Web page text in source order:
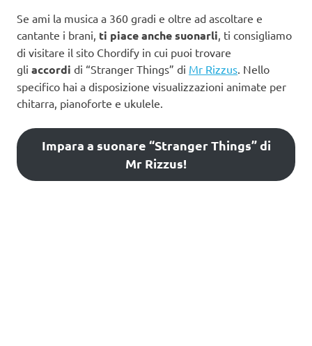
Se ami la musica a 360 gradi e oltre ad ascoltare e
cantante i brani, ti piace anche suonarli, ti consigliamo
di visitare il sito Chordify in cui puoi trovare
gli accordi di “Stranger Things” di Mr Rizzus. Nello
specifico hai a disposizione visualizzazioni animate per
chitarra, pianoforte e ukulele.
Impara a suonare “Stranger Things” di
Mr Rizzus!